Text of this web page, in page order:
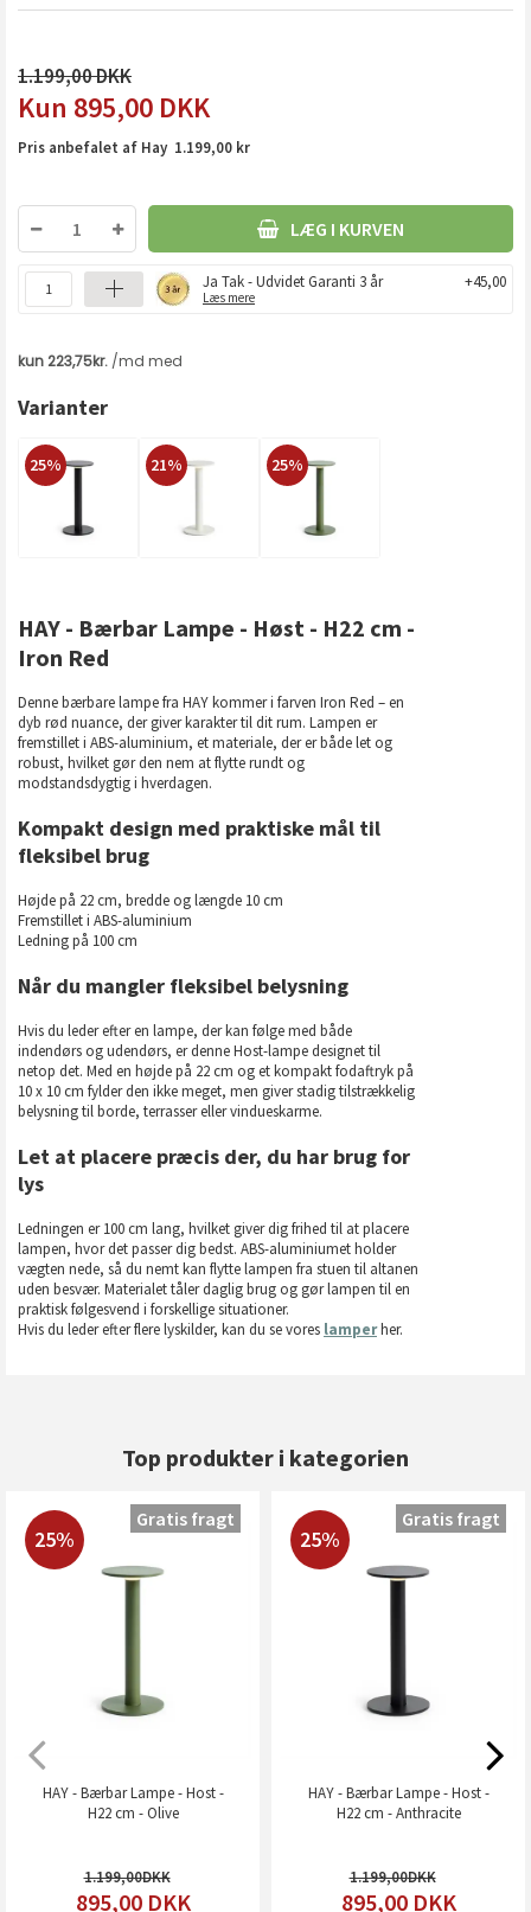
1.199,00
895,00 DKK
Pris anbefalet af Hay 1.199,00 kr
LÆG I KURVEN
Ja Tak - Udvidet Garanti 3 år
Læs mere
+45,00
Varianter
25% 21% 25%
HAY - Bærbar Lampe - Høst - H22 cm -
Iron Red
Denne bærbare lampe fra HAY kommer i farven Iron Red – en
dyb rød nuance, der giver karakter til dit rum. Lampen er
fremstillet i ABS-aluminium, et materiale, der er både let og
robust, hvilket gør den nem at flytte rundt og
modstandsdygtig i hverdagen.
Kompakt design med praktiske mål til
fleksibel brug
Højde på 22 cm, bredde og længde 10 cm
Fremstillet i ABS-aluminium
Ledning på 100 cm
Når du mangler fleksibel belysning
Hvis du leder efter en lampe, der kan følge med både
indendørs og udendørs, er denne Host-lampe designet til
netop det. Med en højde på 22 cm og et kompakt fodaftryk på
10 x 10 cm fylder den ikke meget, men giver stadig tilstrækkelig
belysning til borde, terrasser eller vindueskarme.
Let at placere præcis der, du har brug for
lys
Ledningen er 100 cm lang, hvilket giver dig frihed til at placere
lampen, hvor det passer dig bedst. ABS-aluminiumet holder
vægten nede, så du nemt kan flytte lampen fra stuen til altanen
uden besvær. Materialet tåler daglig brug og gør lampen til en
praktisk følgesvend i forskellige situationer.
Hvis du leder efter flere lyskilder, kan du se vores lamperher.
Top produkter i kategorien
25%
HAY - Bærbar Lampe - Host -
H22 cm - Olive
1.199,00
895,00 DKK
Gratis fragt
25%
HAY - Bærbar Lampe - Host -
H22 cm - Anthracite
1.199,00
895,00 DKK
Gratis fragt